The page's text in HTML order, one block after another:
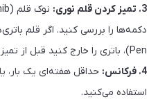
3. تمیز کردن قلم نوری:
Pen)، باتری را خارج کنید قبل از تمیز کردن.
4. فرکانس:
استفاده می‌کنید.